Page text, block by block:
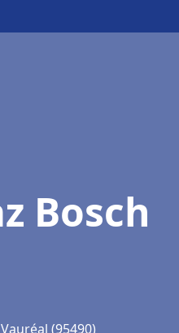
Bosch
(95490)